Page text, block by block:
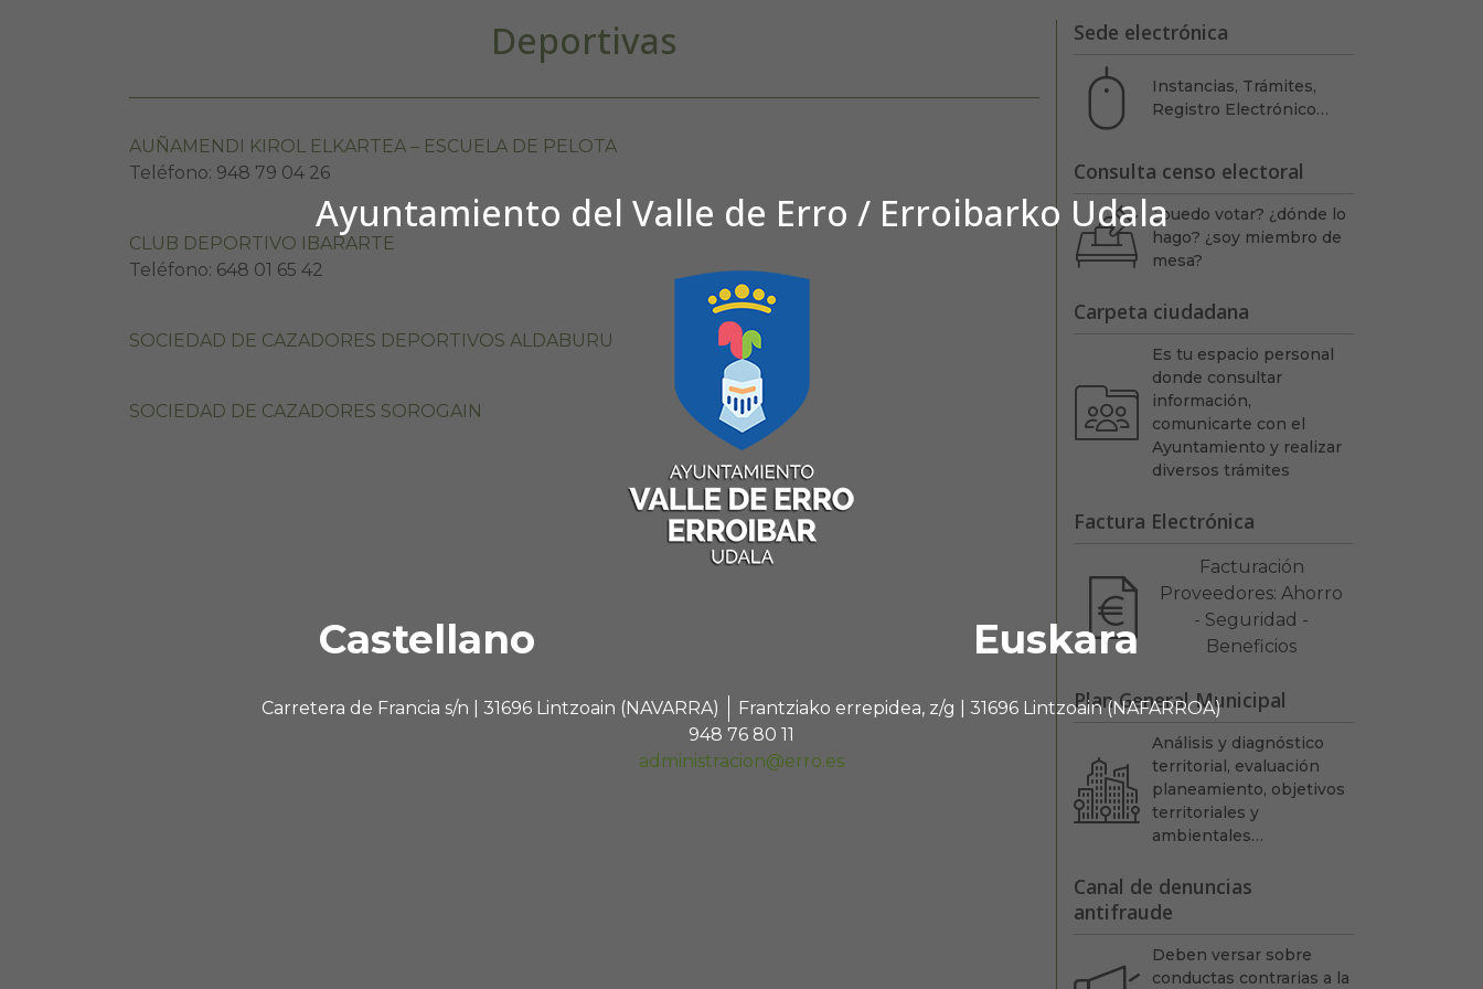
Ayuntamiento del Valle de Erro / Erroibarko Udala
Castellano Euskara
Carretera de Francia s/n | 31696 Lintzoain (NAVARRA)
Frantziako errepidea, z/g | 31696 Lintzoain (NAFARROA)
948 76 80 11
administracion@erro.es
Deportivas
AUÑAMENDI KIROL ELKARTEA – ESCUELA DE PELOTA
Teléfono: 948 79 04 26
CLUB DEPORTIVO IBARARTE
Teléfono: 648 01 65 42
SOCIEDAD DE CAZADORES DEPORTIVOS ALDABURU
SOCIEDAD DE CAZADORES SOROGAIN
Sede electrónica
Instancias, Trámites,
Registro Electrónico…
Consulta censo electoral
¿puedo votar? ¿dónde lo
hago? ¿soy miembro de
mesa?
Carpeta ciudadana
Es tu espacio personal
donde consultar
información,
comunicarte con el
Ayuntamiento y realizar
diversos trámites
Factura Electrónica
Facturación
Proveedores: Ahorro
- Seguridad -
Beneficios
Plan General Municipal
Análisis y diagnóstico
territorial, evaluación
planeamiento, objetivos
territoriales y
ambientales…
Canal de denuncias
antifraude
Deben versar sobre
conductas contrarias a la